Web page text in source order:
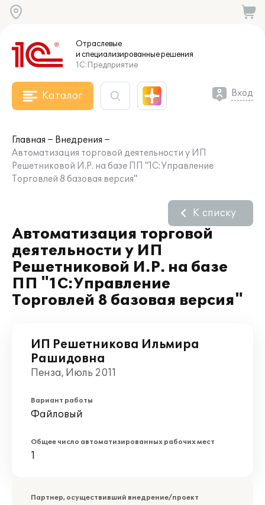
Отраслевые
и специализированныерешения
1С:Предприятие
Каталог Вход
Главная
Внедрения
Автоматизация торговой деятельности у ИП
Решетниковой И.Р. на базе ПП "1С:Управление
Торговлей 8 базовая версия"
Автоматизация торговой
деятельности у ИП
Решетниковой И.Р. на базе
ПП "1С:Управление
Торговлей 8 базовая версия"
К списку
ИП Решетникова Ильмира
Рашидовна
Пенза, Июль 2011
Вариант работы
Файловый
Общее число автоматизированных рабочих мест
1
Партнер, осуществивший внедрение/проект